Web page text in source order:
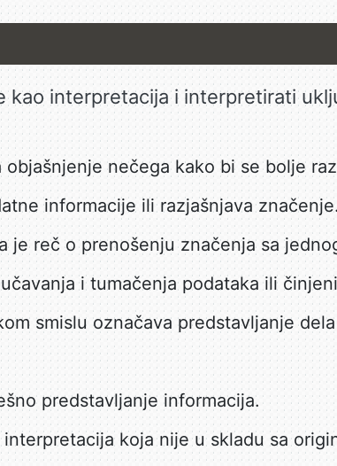
kao interpretacija i interpretirati
nečega kako bi se bolje
informacije ili razjašnjava značenje.
je reč o prenošenju značenja sa
i tumačenja podataka ili
smislu označava predstavljanje
predstavljanje informacija.
koja nije u skladu sa